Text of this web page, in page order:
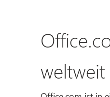
weltweit